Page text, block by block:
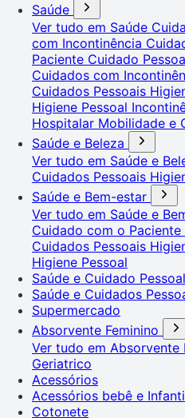
Saúde
Ver tudo em Saúde
com Incontinência
Paciente Cuidado
Cuidados com
Cuidados Pessoais
Higiene Pessoal
Hospitalar Mobilidade e
Saúde e Beleza
Ver tudo em Saúde e
Cuidados Pessoais
Saúde e Bem-estar
Ver tudo em Saúde e
Cuidado com o Paciente
Cuidados Pessoais
Higiene Pessoal
Saúde e Cuidado Pessoal
Saúde e Cuidados
Supermercado
Absorvente Feminino
Ver tudo em Absorvente
Geriatrico
Acessórios
Acessórios bebê e
Cotonete